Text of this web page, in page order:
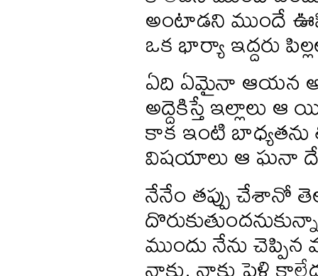
అంటాడని ముందే
ఒక భార్యా ఇద్దరు
ఏది ఏమైనా ఆయన
అద్దెకిస్తే
కాక ఇంటి బాధ్యతను
విషయాలు ఆ ఘనా
నేనేం తప్పు చేశానో
ముందు నేను